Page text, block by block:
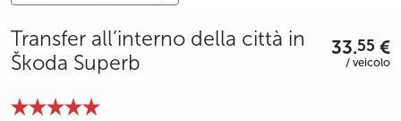
Transfer all’interno della città in
Škoda Superb
33.55 €
/ veicolo